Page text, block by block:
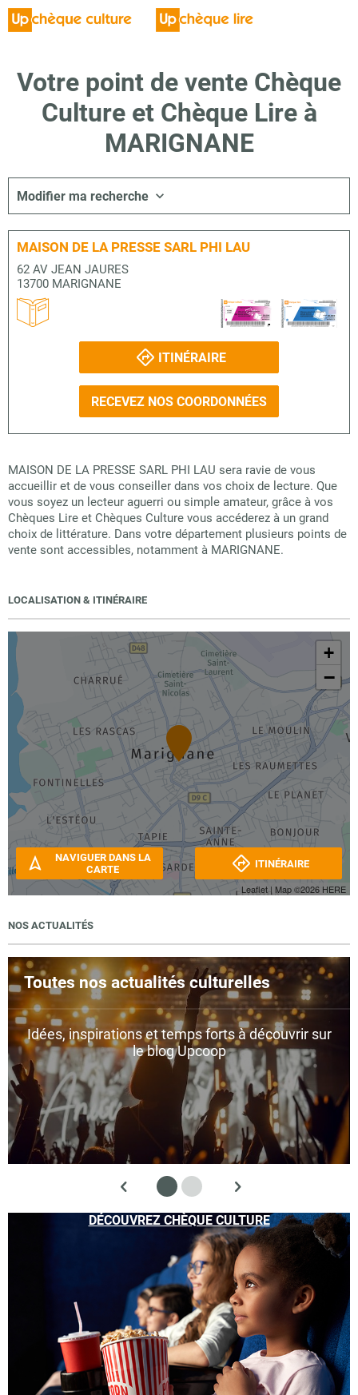
Votre point de vente Chèque
Culture et Chèque Lire à
MARIGNANE
Modifier ma recherche
MAISON DE LA PRESSE SARL PHI LAU
62 AV JEAN JAURES
13700 MARIGNANE
ITINÉRAIRE
RECEVEZ NOS COORDONNÉES
MAISON DE LA PRESSE SARL PHI LAU sera ravie de vous
accueillir et de vous conseiller dans vos choix de lecture. Que
vous soyez un lecteur aguerri ou simple amateur, grâce à vos
Chèques Lire et Chèques Culture vous accéderez à un grand
choix de littérature. Dans votre département plusieurs points de
vente sont accessibles, notamment à MARIGNANE.
LOCALISATION & ITINÉRAIRE
+
−
Leaflet | Map ©2026 HERE
NAVIGUER DANS LA
CARTE
ITINÉRAIRE
NOS ACTUALITÉS
Toutes nos actualités culturelles
Idées, inspirations et temps forts à découvrir sur
le blog Upcoop
DÉCOUVREZ CHÈQUE CULTURE